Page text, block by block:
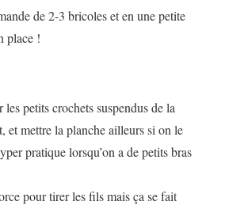
de 2-3 bricoles et en une petite
place !
petits crochets suspendus de la
et mettre la planche ailleurs si on le
pratique lorsqu’on a de petits bras
pour tirer les fils mais ça se fait